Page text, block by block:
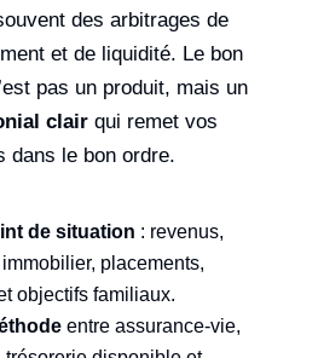
des arbitrages de
et de liquidité. Le bon
pas un produit, mais un
clair qui remet vos
dans le bon ordre.
de situation : revenus,
placements,
objectifs familiaux.
entre assurance-vie,